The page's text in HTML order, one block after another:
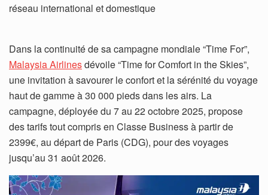
réseau international et domestique
Dans la continuité de sa campagne mondiale “Time For”,
Malaysia Airlinesdévoile “Time for Comfort in the Skies”,
une invitation à savourer le confort et la sérénité du voyage
haut de gamme à 30 000 pieds dans les airs. La
campagne, déployée du 7 au 22 octobre 2025, propose
des tarifs tout compris en Classe Business à partir de
2399€, au départ de Paris (CDG), pour des voyages
jusqu’au 31 août 2026.